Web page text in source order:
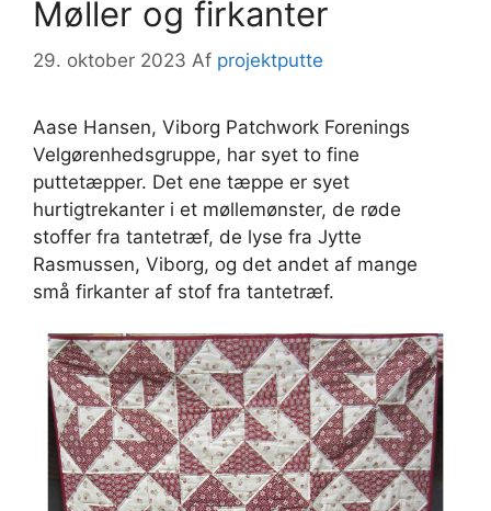
Møller og firkanter
29. oktober 2023 Af projektputte
Aase Hansen, Viborg Patchwork Forenings
Velgørenhedsgruppe, har syet to fine
puttetæpper. Det ene tæppe er syet
hurtigtrekanter i et møllemønster, de røde
stoffer fra tantetræf, de lyse fra Jytte
Rasmussen, Viborg, og det andet af mange
små firkanter af stof fra tantetræf.